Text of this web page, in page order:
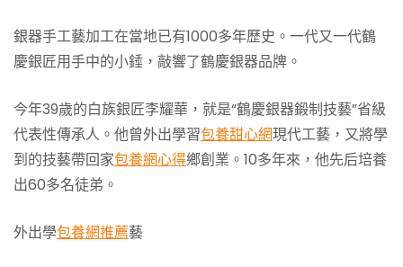
銀器手工藝加工在當地已有1000多年歷史。一代又一代鶴
慶銀匠用手中的小錘，敲響了鶴慶銀器品牌。
今年39歲的白族銀匠李耀華，就是“鶴慶銀器鍛制技藝”省級
代表性傳承人。他曾外出學習包養甜心網現代工藝，又將學
到的技藝帶回家包養網心得鄉創業。10多年來，他先后培養
出60多名徒弟。
外出學包養網推薦藝